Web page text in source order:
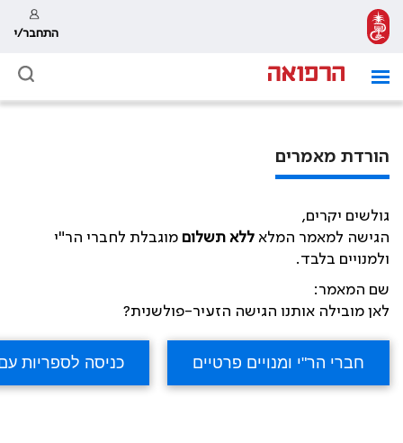
התחבר/י
הורדת מאמרים
גולשים יקרים,
הגישה למאמר המלא ללא תשלום מוגבלת לחברי הר"י
ולמנויים בלבד.
שם המאמר:
לאן מובילה אותנו הגישה הזעיר-פולשנית?